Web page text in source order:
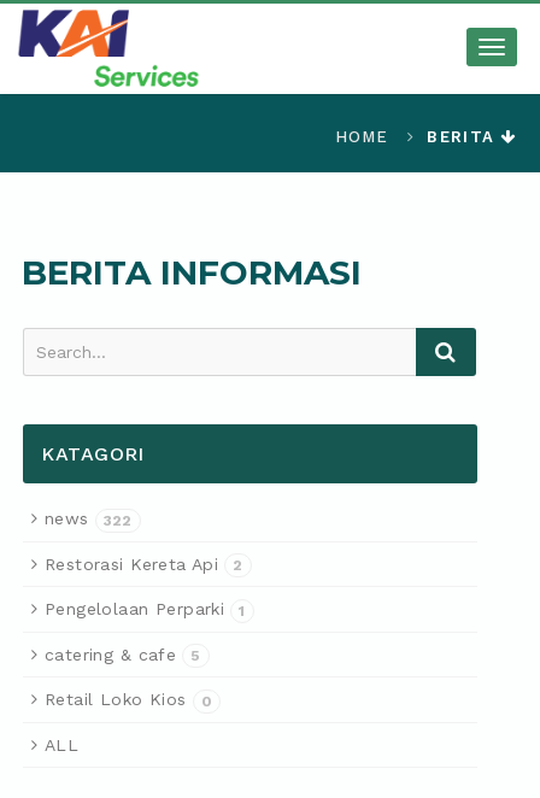
HOME BERITA
BERITA INFORMASI
Search...
KATAGORI
news 322
Restorasi Kereta Api 2
Pengelolaan Perparki 1
catering & cafe 5
Retail Loko Kios 0
ALL